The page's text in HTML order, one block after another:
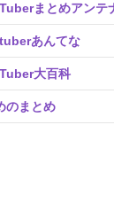
まとめアンテ
あんてな
大百科
のまとめ